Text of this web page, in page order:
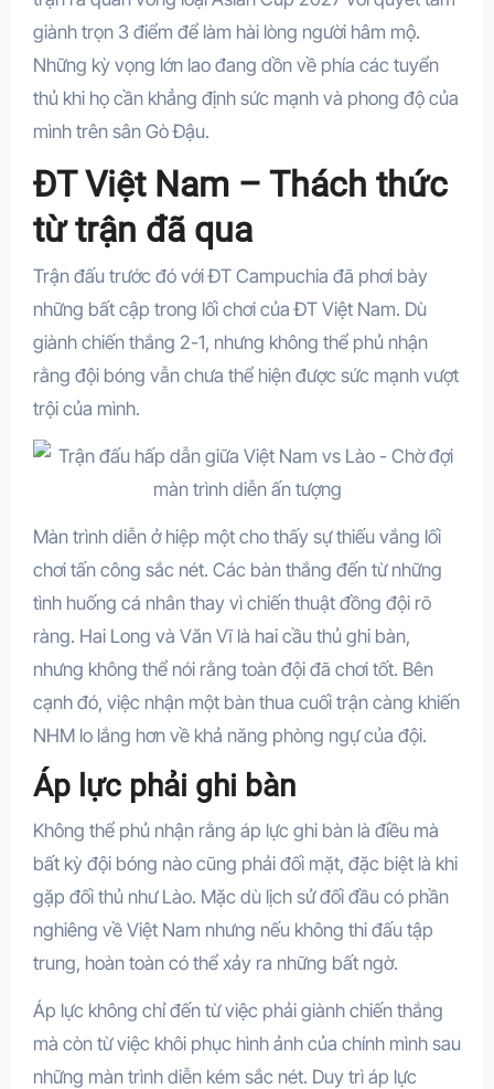
giành trọn 3 điểm để làm hài lòng người hâm mộ.
Những kỳ vọng lớn lao đang dồn về phía các tuyển
thủ khi họ cần khẳng định sức mạnh và phong độ của
mình trên sân Gò Đậu.
ĐT Việt Nam – Thách thức
từ trận đã qua
Trận đấu trước đó với ĐT Campuchia đã phơi bày
những bất cập trong lối chơi của ĐT Việt Nam. Dù
giành chiến thắng 2-1, nhưng không thể phủ nhận
rằng đội bóng vẫn chưa thể hiện được sức mạnh vượt
trội của mình.
Màn trình diễn ở hiệp một cho thấy sự thiếu vắng lối
chơi tấn công sắc nét. Các bàn thắng đến từ những
tình huống cá nhân thay vì chiến thuật đồng đội rõ
ràng. Hai Long và Văn Vĩ là hai cầu thủ ghi bàn,
nhưng không thể nói rằng toàn đội đã chơi tốt. Bên
cạnh đó, việc nhận một bàn thua cuối trận càng khiến
NHM lo lắng hơn về khả năng phòng ngự của đội.
Áp lực phải ghi bàn
Không thể phủ nhận rằng áp lực ghi bàn là điều mà
bất kỳ đội bóng nào cũng phải đối mặt, đặc biệt là khi
gặp đối thủ như Lào. Mặc dù lịch sử đối đầu có phần
nghiêng về Việt Nam nhưng nếu không thi đấu tập
trung, hoàn toàn có thể xảy ra những bất ngờ.
Áp lực không chỉ đến từ việc phải giành chiến thắng
mà còn từ việc khôi phục hình ảnh của chính mình sau
những màn trình diễn kém sắc nét. Duy trì áp lực